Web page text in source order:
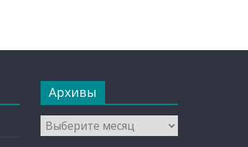
Архивы
Архивы